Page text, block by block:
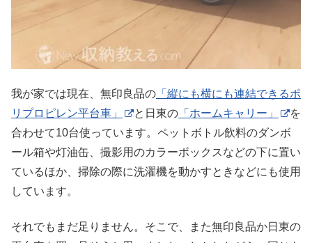
我が家では現在、無印良品の 「縦にも横にも連結できるポ
リプロピレン平台車」
と日東の 「ホームキャリー」
を
合わせて10台使っています。ペットボトル飲料のダンボ
ール箱や灯油缶、撮影用のカラーボックスなどの下に置い
ているほか、掃除の際に洗濯機を動かすときなどにも使用
しています。
それでもまだ足りません。そこで、また無印良品か日東の